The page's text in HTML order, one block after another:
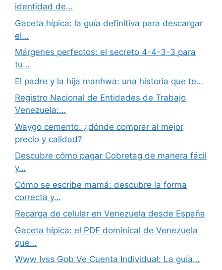
identidad de…
Gaceta hípica: la guía definitiva para descargar
el…
Márgenes perfectos: el secreto 4-4-3-3 para
tu…
El padre y la hija manhwa: una historia que te…
Registro Nacional de Entidades de Trabajo
Venezuela:…
Waygo cemento: ¿dónde comprar al mejor
precio y calidad?
Descubre cómo pagar Cobretag de manera fácil
y…
Cómo se escribe mamá: descubre la forma
correcta y…
Recarga de celular en Venezuela desde España
Gaceta hípica: el PDF dominical de Venezuela
que…
Www Ivss Gob Ve Cuenta Individual: La guía…